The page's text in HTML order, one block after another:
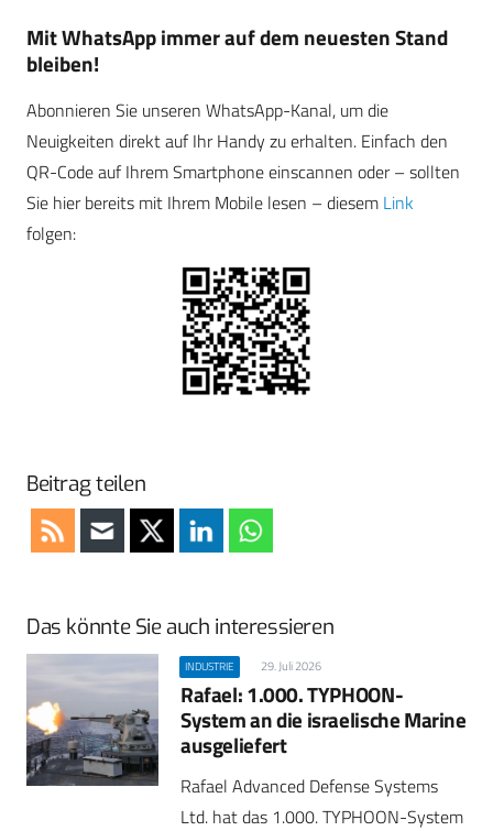
Mit WhatsApp immer auf dem neuesten Stand
bleiben!
Abonnieren Sie unseren WhatsApp-Kanal, um die
Neuigkeiten direkt auf Ihr Handy zu erhalten. Einfach den
QR-Code auf Ihrem Smartphone einscannen oder – sollten
Sie hier bereits mit Ihrem Mobile lesen – diesem Link
folgen:
Beitrag teilen
Das könnte Sie auch interessieren
INDUSTRIE 29. Juli 2026
Rafael: 1.000. TYPHOON-
System an die israelische Marine
ausgeliefert
Rafael Advanced Defense Systems
Ltd. hat das 1.000. TYPHOON-System